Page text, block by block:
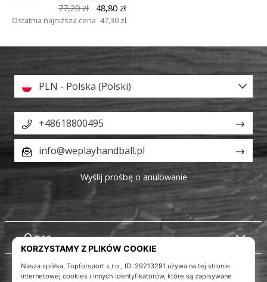
77,20 zł
48,80 zł
Ostatnia najniższa cena 47,30 zł
O nas
Obsługa klienta
PLN - Polska (Polski)
+48618800495
info@weplayhandball.pl
Wyślij prośbę o anulowanie